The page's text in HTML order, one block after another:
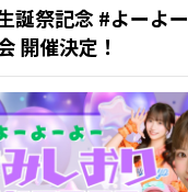
誕祭記念 #よーよ
開催決定！